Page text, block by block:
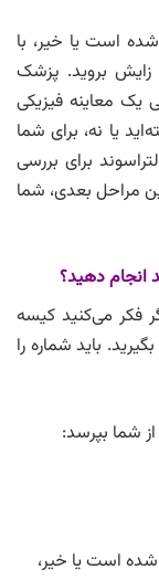
است یا خیر، با
زایش بروید. پزشک
یک معاینه فیزیکی
یا نه، برای شما
برای بررسی
مراحل بعدی، شما
انجام دهید؟
فکر می‌کنید کیسه
باید شماره را
شما بپرسد:
است یا خیر،